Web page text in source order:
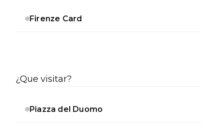
Firenze Card
¿Que visitar?
Piazza del Duomo